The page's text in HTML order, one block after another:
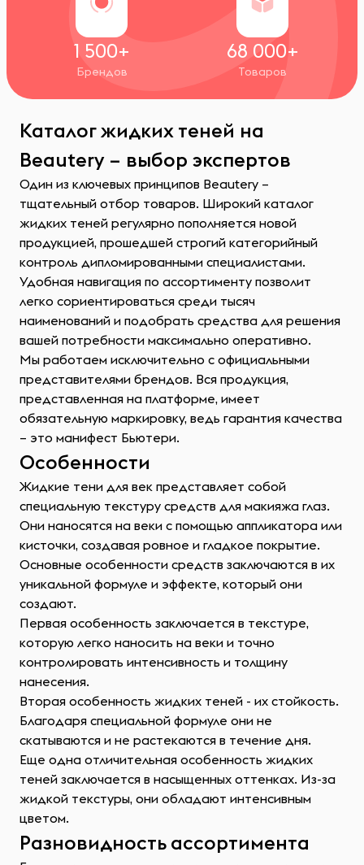
1 500+
Брендов
68 000+
Товаров
Каталог жидких теней на
Beautery – выбор экспертов
Один из ключевых принципов Beautery –
тщательный отбор товаров. Широкий каталог
жидких теней регулярно пополняется новой
продукцией, прошедшей строгий категорийный
контроль дипломированными специалистами.
Удобная навигация по ассортименту позволит
легко сориентироваться среди тысяч
наименований и подобрать средства для решения
вашей потребности максимально оперативно.
Мы работаем исключительно с официальными
представителями брендов. Вся продукция,
представленная на платформе, имеет
обязательную маркировку, ведь гарантия качества
– это манифест Бьютери.
Особенности
Жидкие тени для век представляет собой
специальную текстуру средств для макияжа глаз.
Они наносятся на веки с помощью аппликатора или
кисточки, создавая ровное и гладкое покрытие.
Основные особенности средств заключаются в их
уникальной формуле и эффекте, который они
создают.
Первая особенность заключается в текстуре,
которую легко наносить на веки и точно
контролировать интенсивность и толщину
нанесения.
Вторая особенность жидких теней - их стойкость.
Благодаря специальной формуле они не
скатываются и не растекаются в течение дня.
Еще одна отличительная особенность жидких
теней заключается в насыщенных оттенках. Из-за
жидкой текстуры, они обладают интенсивным
цветом.
Разновидность ассортимента